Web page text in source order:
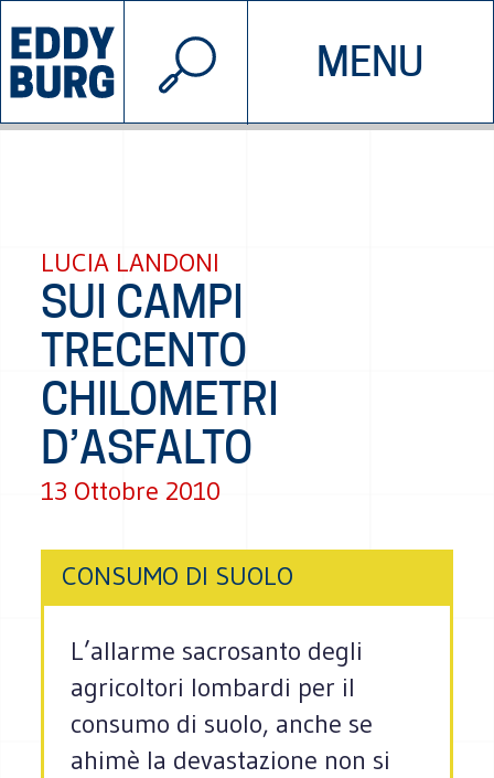
MENU
INIZIATIVE CHI SIAMO
© 2026 EDDYBURG
LUCIA LANDONI
SUI CAMPI
TRECENTO
CHILOMETRI
D’ASFALTO
13 Ottobre 2010
CONSUMO DI SUOLO
L’allarme sacrosanto degli
agricoltori lombardi per il
consumo di suolo, anche se
ahimè la devastazione non si